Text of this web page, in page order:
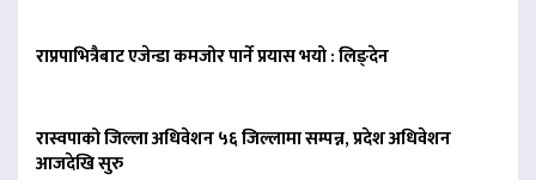
राप्रपाभित्रैबाट एजेन्डा कमजोर पार्ने प्रयास भयो : लिङ्देन
रास्वपाको जिल्ला अधिवेशन ५६ जिल्लामा सम्पन्न, प्रदेश अधिवेशन
आजदेखि सुरु